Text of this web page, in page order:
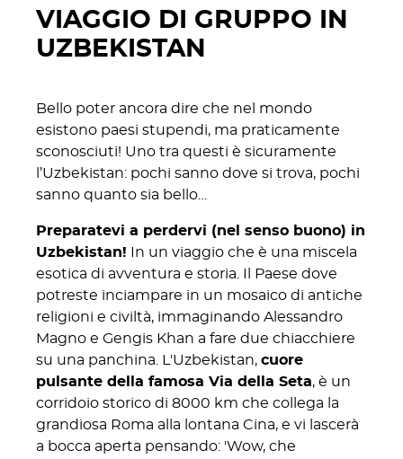
VIAGGIO DI GRUPPO IN
UZBEKISTAN
Bello poter ancora dire che nel mondo
esistono paesi stupendi, ma praticamente
sconosciuti! Uno tra questi è sicuramente
l’Uzbekistan: pochi sanno dove si trova, pochi
sanno quanto sia bello…
Preparatevi a perdervi (nel senso buono) in
Uzbekistan! In un viaggio che è una miscela
esotica di avventura e storia. Il Paese dove
potreste inciampare in un mosaico di antiche
religioni e civiltà, immaginando Alessandro
Magno e Gengis Khan a fare due chiacchiere
su una panchina. L'Uzbekistan, cuore
pulsante della famosa Via della Seta, è un
corridoio storico di 8000 km che collega la
grandiosa Roma alla lontana Cina, e vi lascerà
a bocca aperta pensando: 'Wow, che